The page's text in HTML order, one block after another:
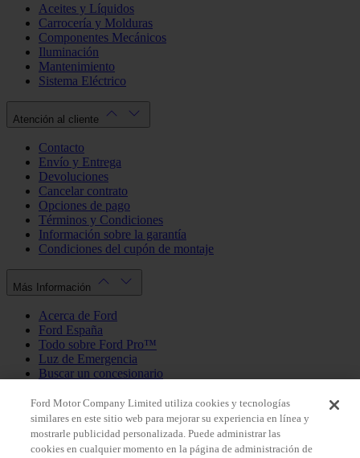
Aceites y Líquidos
Carrocería y Molduras
Componentes Mecánicos
Iluminación
Mantenimiento
Sistema Eléctrico
Atención al cliente
Contacto
Envío y Entrega
Devoluciones
Cancelar contrato
Opciones de pago
Términos y Condiciones
Información sobre la garantía
Condiciones del cupón de montaje
Más Información
Acerca de Ford
Ford España
Todo sobre Ford Pro™
Luz de Emergencia
Buscar un concesionario
Política de privacidad
Mi Cuenta
Ford Motor Company Limited utiliza cookies y tecnologías
similares en este sitio web para mejorar su experiencia en línea y
mostrarle publicidad personalizada. Puede administrar las
cookies en cualquier momento en la página de administración de